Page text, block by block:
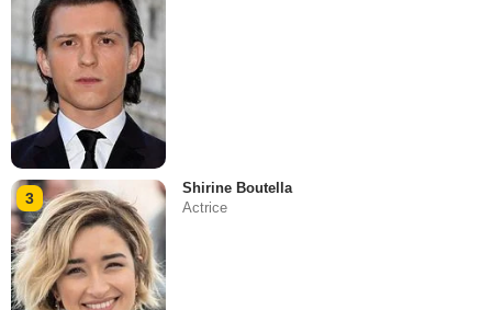
3
Shirine Boutella
Actrice